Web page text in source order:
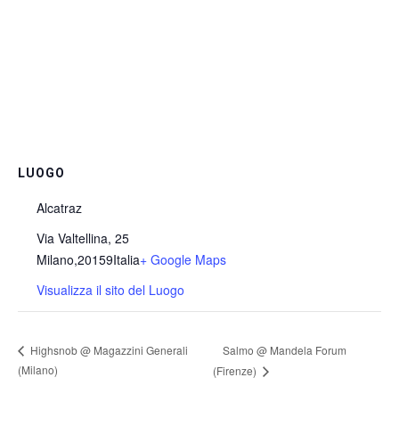
LUOGO
Alcatraz
Via Valtellina, 25
Milano,20159Italia+ Google Maps
Visualizza il sito del Luogo
Highsnob @ Magazzini Generali
(Milano)
Salmo @ Mandela Forum
(Firenze)